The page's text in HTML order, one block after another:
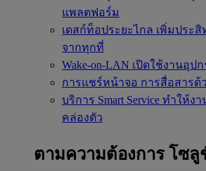
แพลตฟอร์ม
เดสก์ท็อประยะไกล เพิ่มประ
จากทุกที่
Wake-on-LAN เปิดใช้งานอุป
การแชร์หน้าจอ การสื่อสารด้
บริการ Smart Service ทำให้งา
คล่องตัว
ตามความต้องการ โซลู